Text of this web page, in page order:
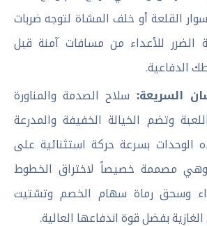
القلعة أو خلف المشاة لتوجه ضربات
الضرر للأعداء من مسافات آمنة قبل
الدفاعية.
السريعة: سلاح الصدمة والمناورة
وتضم الخيالة الخفيفة والمدرعة
الوحدات بسرعة حركة استثنائية على
وهي مصممة خصيصاً لاختراق الخطوط
وسحق رماة سهام الخصم وتشتيت
بفضل قوة اندفاعها العالية.